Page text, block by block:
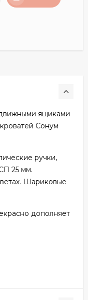
ящиками
Сонум
ручки,
25 мм.
Шариковые
дополняет